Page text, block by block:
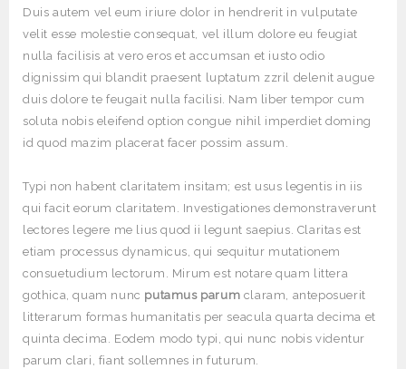
Duis autem vel eum iriure dolor in hendrerit in vulputate
velit esse molestie consequat, vel illum dolore eu feugiat
nulla facilisis at vero eros et accumsan et iusto odio
dignissim qui blandit praesent luptatum zzril delenit augue
duis dolore te feugait nulla facilisi. Nam liber tempor cum
soluta nobis eleifend option congue nihil imperdiet doming
id quod mazim placerat facer possim assum.
Typi non habent claritatem insitam; est usus legentis in iis
qui facit eorum claritatem. Investigationes demonstraverunt
lectores legere me lius quod ii legunt saepius. Claritas est
etiam processus dynamicus, qui sequitur mutationem
consuetudium lectorum. Mirum est notare quam littera
gothica, quam nunc putamus parum claram, anteposuerit
litterarum formas humanitatis per seacula quarta decima et
quinta decima. Eodem modo typi, qui nunc nobis videntur
parum clari, fiant sollemnes in futurum.